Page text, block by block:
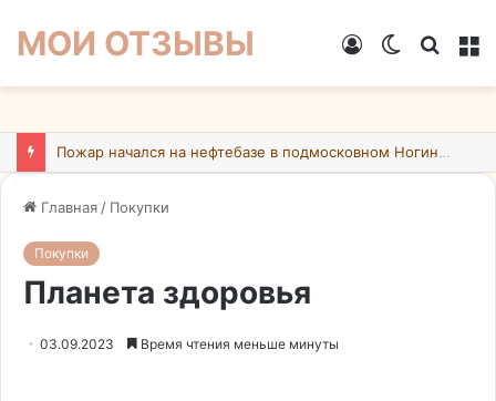
МОИ ОТЗЫВЫ
Switch
Войти
Пожар начался на нефтебазе в подмосковном Ногинске в результате атаки БПЛА ВСУ
Главная / Покупки
Покупки
Планета здоровья
03.09.2023 Время чтения меньше минуты